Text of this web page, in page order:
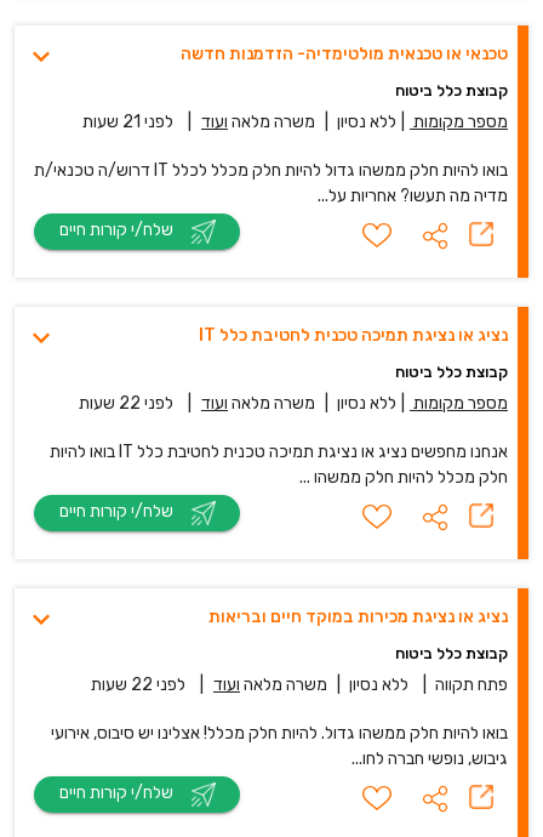
טכנאי או טכנאית מולטימדיה- הזדמנות חדשה
קבוצת כלל ביטוח
מספר מקומות ללא נסיון משרה מלאה ועוד לפני 21 שעות
בואו להיות חלק ממשהו גדול להיות חלק מכלל לכלל IT דרוש/ה טכנאי/ת
מדיה מה תעשו? אחריות על...
נציג או נציגת תמיכה טכנית לחטיבת כלל IT
קבוצת כלל ביטוח
מספר מקומות ללא נסיון משרה מלאה ועוד לפני 22 שעות
אנחנו מחפשים נציג או נציגת תמיכה טכנית לחטיבת כלל IT בואו להיות
חלק מכלל להיות חלק ממשהו ...
נציג או נציגת מכירות במוקד חיים ובריאות
קבוצת כלל ביטוח
פתח תקווה ללא נסיון משרה מלאה ועוד לפני 22 שעות
בואו להיות חלק ממשהו גדול. להיות חלק מכלל! אצלינו יש סיבוס, אירועי
גיבוש, נופשי חברה לחו...